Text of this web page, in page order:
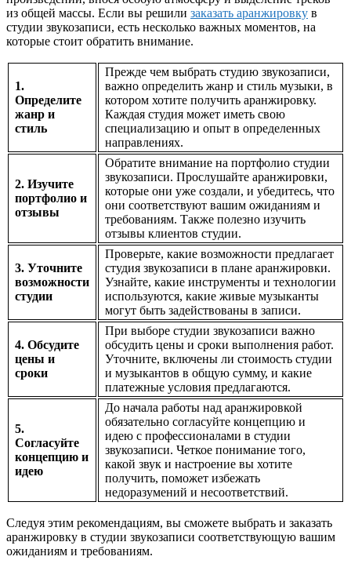
из общей массы. Если вы решили заказать аранжировку в
студии звукозаписи, есть несколько важных моментов, на
которые стоит обратить внимание.
1.
Определите
жанр и
стиль
Прежде чем выбрать студию звукозаписи,
важно определить жанр и стиль музыки, в
котором хотите получить аранжировку.
Каждая студия может иметь свою
специализацию и опыт в определенных
направлениях.
2. Изучите
портфолио и
отзывы
Обратите внимание на портфолио студии
звукозаписи. Прослушайте аранжировки,
которые они уже создали, и убедитесь, что
они соответствуют вашим ожиданиям и
требованиям. Также полезно изучить
отзывы клиентов студии.
3. Уточните
возможности
студии
Проверьте, какие возможности предлагает
студия звукозаписи в плане аранжировки.
Узнайте, какие инструменты и технологии
используются, какие живые музыканты
могут быть задействованы в записи.
4. Обсудите
цены и
сроки
При выборе студии звукозаписи важно
обсудить цены и сроки выполнения работ.
Уточните, включены ли стоимость студии
и музыкантов в общую сумму, и какие
платежные условия предлагаются.
5.
Согласуйте
концепцию и
идею
До начала работы над аранжировкой
обязательно согласуйте концепцию и
идею с профессионалами в студии
звукозаписи. Четкое понимание того,
какой звук и настроение вы хотите
получить, поможет избежать
недоразумений и несоответствий.
Следуя этим рекомендациям, вы сможете выбрать и заказать
аранжировку в студии звукозаписи соответствующую вашим
ожиданиям и требованиям.